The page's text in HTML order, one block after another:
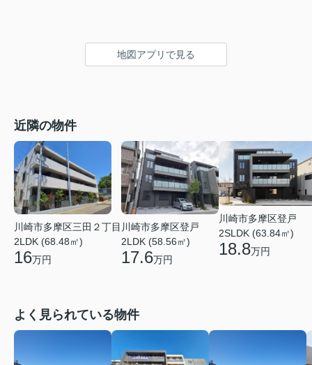
地図アプリで見る
近隣の物件
川崎市多摩区三田２丁目
2LDK (68.48㎡)
16万円
川崎市多摩区登戸
2LDK (58.56㎡)
17.6万円
川崎市多摩区登戸
2SLDK (63.84㎡)
18.8万円
よく見られている物件